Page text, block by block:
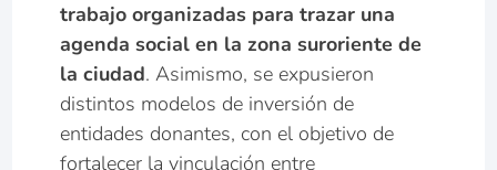
trabajo organizadas para trazar una
agenda social en la zona suroriente de
la ciudad. Asimismo, se expusieron
distintos modelos de inversión de
entidades donantes, con el objetivo de
fortalecer la vinculación entre